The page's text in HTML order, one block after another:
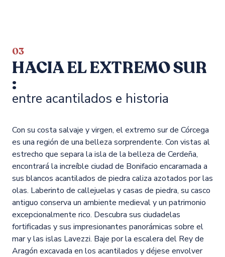
03
HACIA EL EXTREMO SUR
:
entre acantilados e historia
Con su costa salvaje y virgen, el extremo sur de Córcega
es una región de una belleza sorprendente. Con vistas al
estrecho que separa la isla de la belleza de Cerdeña,
encontrará la increíble ciudad de Bonifacio encaramada a
sus blancos acantilados de piedra caliza azotados por las
olas. Laberinto de callejuelas y casas de piedra, su casco
antiguo conserva un ambiente medieval y un patrimonio
excepcionalmente rico. Descubra sus ciudadelas
fortificadas y sus impresionantes panorámicas sobre el
mar y las islas Lavezzi. Baje por la escalera del Rey de
Aragón excavada en los acantilados y déjese envolver